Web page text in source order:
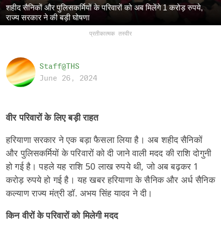
शहीद सैनिकों और पुलिसकर्मियों के परिवारों को अब मिलेंगे 1 करोड़ रुपये,
राज्य सरकार ने की बड़ी घोषणा
प्रतीकात्मक तस्वीर
Staff@THS
June 26, 2024
वीर परिवारों के लिए बड़ी राहत
हरियाणा सरकार ने एक बड़ा फैसला लिया है। अब शहीद सैनिकों
और पुलिसकर्मियों के परिवारों को दी जाने वाली मदद की राशि दोगुनी
हो गई है। पहले यह राशि 50 लाख रुपये थी, जो अब बढ़कर 1
करोड़ रुपये हो गई है। यह खबर हरियाणा के सैनिक और अर्ध सैनिक
कल्याण राज्य मंत्री डॉ. अभय सिंह यादव ने दी।
किन वीरों के परिवारों को मिलेगी मदद